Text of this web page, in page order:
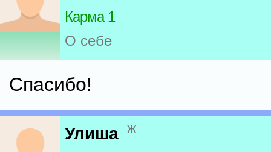
Карма 1
О себе
Спасибо!
Улиша ж